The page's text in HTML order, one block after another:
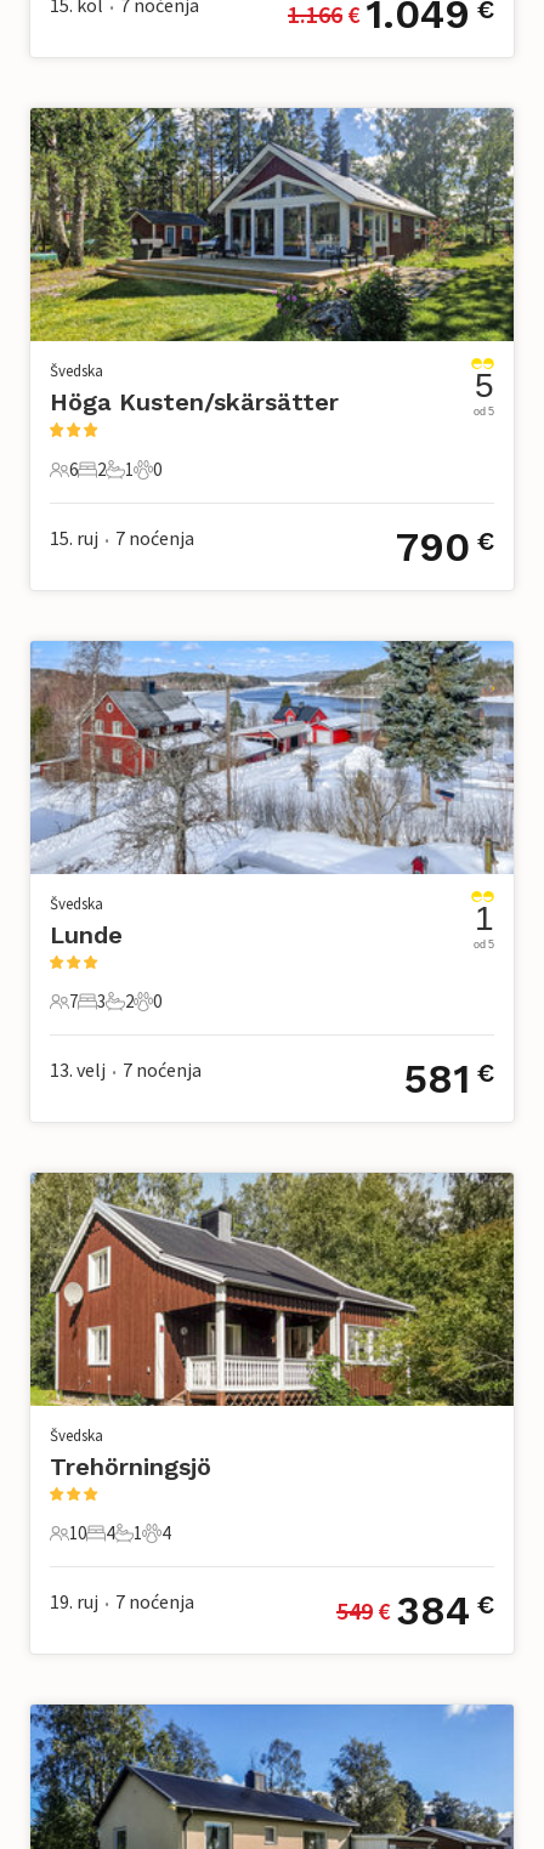
15. kol • 7 noćenja 1.166 € 1.049 €
Švedska
Höga Kusten/skärsätter
6 Gosti
6
2 Spavaće sobe
2
1 Kupaonica
1
0 Kućni ljubimac
0
5
od 5
15. ruj • 7 noćenja 790 €
Švedska
Lunde
7 Gosti
7
3 Spavaće sobe
3
2 Kupaonice
2
0 Kućni ljubimac
0
1
od 5
13. velj • 7 noćenja 581 €
Švedska
Trehörningsjö
10 Gosti
10
4 Spavaće sobe
4
1 Kupaonica
1
4 Kućni ljubimac
4
19. ruj • 7 noćenja 549 € 384 €